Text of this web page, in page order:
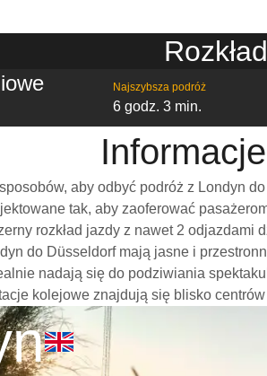
Najszybsza podróż
6 godz. 3 min.
aby odbyć podróż z Londyn
tak, aby zaoferować
rozkład jazdy z nawet 2
do Düsseldorf mają jasne i
nadają się do podziwiania
kolejowe znajdują się blisko